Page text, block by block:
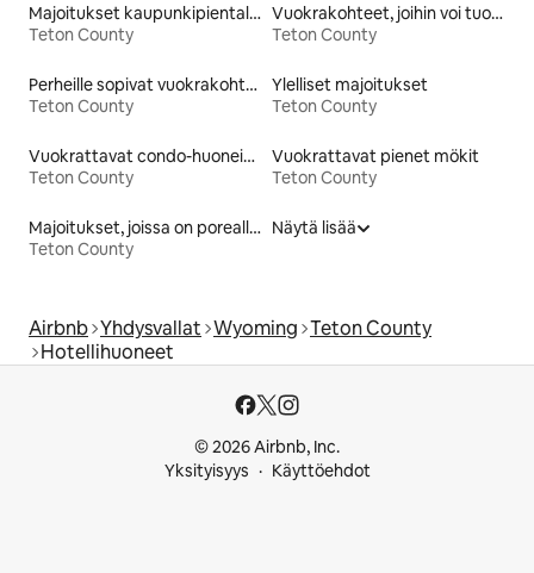
Majoitukset kaupunkipientaloissa
Teton County
Vuokrakohteet, joihin voi tuoda lemmikin
Teton County
Perheille sopivat vuokrakohteet
Teton County
Ylelliset majoitukset
Teton County
Vuokrattavat condo-huoneistot
Teton County
Vuokrattavat pienet mökit
Teton County
Majoitukset, joissa on poreallas
Teton County
Näytä lisää
Airbnb Yhdysvallat Wyoming Teton County
Hotellihuoneet
© 2026 Airbnb, Inc.
Yksityisyys
Käyttöehdot